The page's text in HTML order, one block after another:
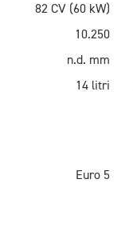
82 CV (60 kW)
10.250
n.d. mm
14 litri
Euro 5